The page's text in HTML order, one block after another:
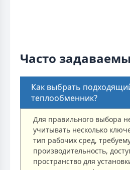
Часто
Как выбрать
теплообменник?
Для правильного выбора
учитывать несколько
тип рабочих сред,
производительность,
пространство для